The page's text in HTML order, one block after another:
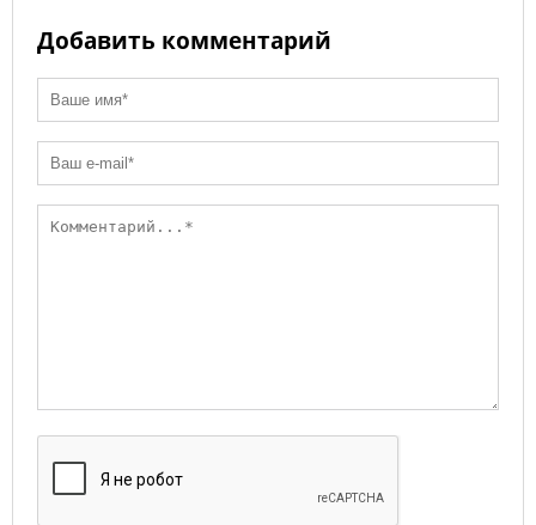
Добавить комментарий